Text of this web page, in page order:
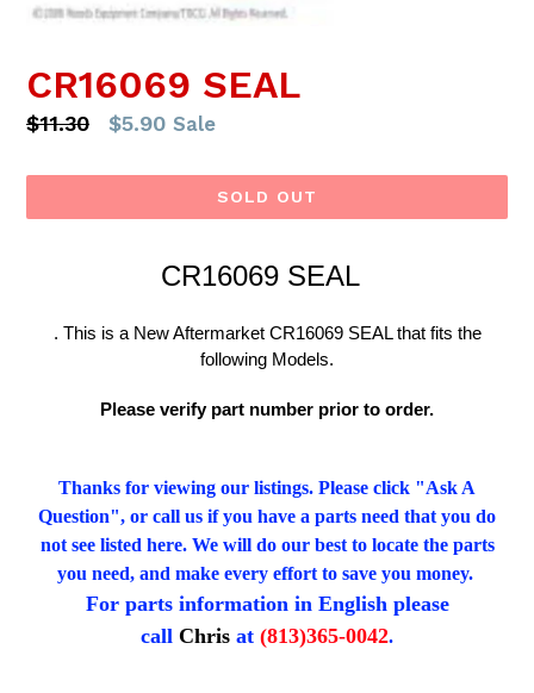
CR16069 SEAL
Regular
$11.30 $5.90 Sale
SOLD OUT
CR16069 SEAL
. This is a New Aftermarket CR16069 SEAL that fits the
following Models.
Please verify part number prior to order.
Thanks for viewing our listings. Please click "Ask A
Question", or call us if you have a parts need that you do
not see listed here. We will do our best to locate the parts
you need, and make every effort to save you money.
For parts information in English please
call Chris at (813)365-0042.